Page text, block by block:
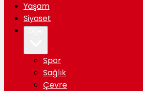
Yaşam
Siyaset
Spor
Sağlık
Çevre